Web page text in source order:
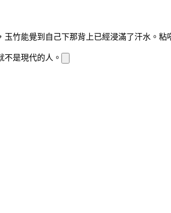
玉竹能覺到自己下那背上已經浸滿了汗水。粘
不是現代的人。